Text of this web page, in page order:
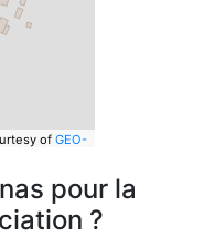
of GEO-
pour la
?